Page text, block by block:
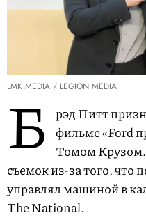
LMK MEDIA / LEGION MEDIA
Б
рэд Питт
фильме «Ford
Томом Крузом.
съемок из-за того, что
управлял машиной в
The National.